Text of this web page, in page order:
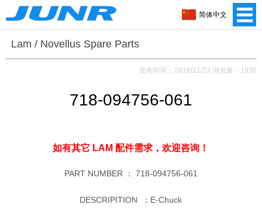
Lam / Novellus Spare Parts
发布时间：2018/11/23 浏览量：1936
718-094756-061
如有其它 LAM 配件需求，欢迎咨询！
PART NUMBER ： 718-094756-061
DESCRIPITION ：E-Chuck
简体中文